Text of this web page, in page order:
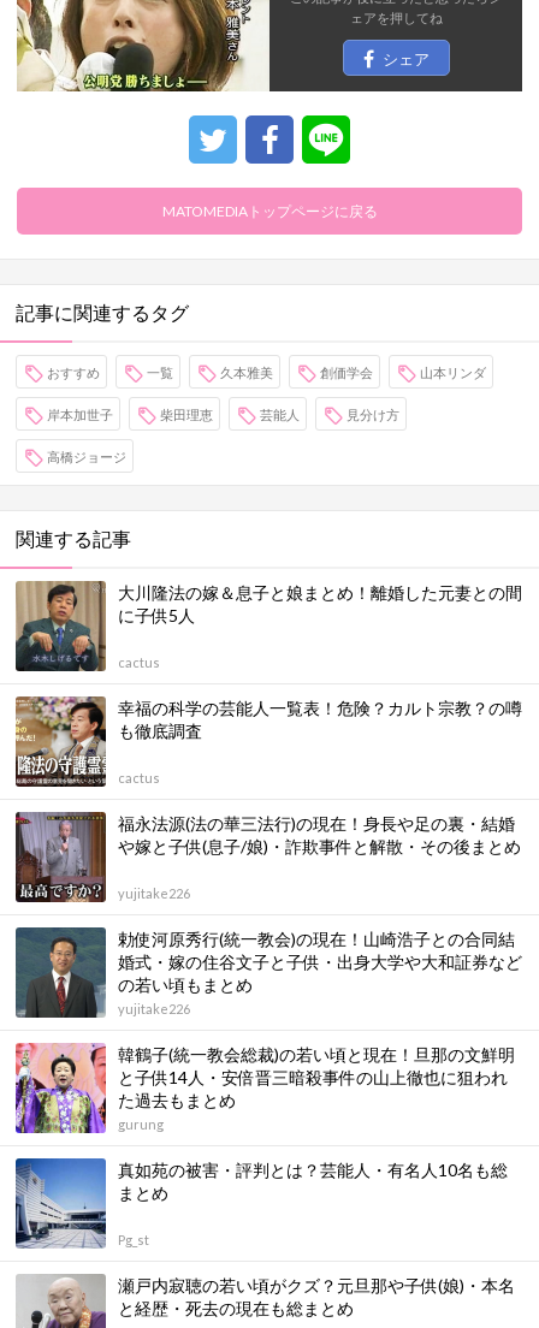
ェアを押してね
シェア
MATOMEDIAトップページに戻る
記事に関連するタグ
おすすめ 一覧 久本雅美 創価学会 山本リンダ
岸本加世子 柴田理恵 芸能人 見分け方
高橋ジョージ
関連する記事
大川隆法の嫁＆息子と娘まとめ！離婚した元妻との間
に子供5人
cactus
幸福の科学の芸能人一覧表！危険？カルト宗教？の噂
も徹底調査
cactus
福永法源(法の華三法行)の現在！身長や足の裏・結婚
や嫁と子供(息子/娘)・詐欺事件と解散・その後まとめ
yujitake226
勅使河原秀行(統一教会)の現在！山崎浩子との合同結
婚式・嫁の住谷文子と子供・出身大学や大和証券など
の若い頃もまとめ
yujitake226
韓鶴子(統一教会総裁)の若い頃と現在！旦那の文鮮明
と子供14人・安倍晋三暗殺事件の山上徹也に狙われ
た過去もまとめ
gurung
真如苑の被害・評判とは？芸能人・有名人10名も総
まとめ
Pg_st
瀬戸内寂聴の若い頃がクズ？元旦那や子供(娘)・本名
と経歴・死去の現在も総まとめ